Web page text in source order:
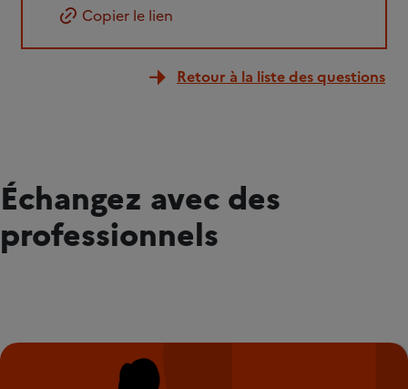
Copier le lien
Retour à la liste des questions
Échangez avec des
professionnels